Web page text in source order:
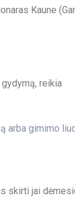
Kaune
reikia
gimimo
skirti jai